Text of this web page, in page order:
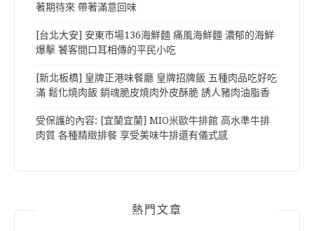
著期待來 帶著滿意回味
[台北大安] 安東市場136海鮮麵 痛風海鮮麵 濃郁的海鮮
爆擊 饕客間口耳相傳的平民小吃
[新北板橋] 皇牌正港味餐廳 皇牌招牌飯 五種肉品吃好吃
滿 鬆化燒肉飯 銷魂脆皮燒肉外皮酥脆 誘人豬肉油脂香
受保護的內容: [宜蘭宜蘭] MIO米歐牛排館 高水準牛排
肉質 各種精緻排餐 享受美味牛排還有儀式感
熱門文章